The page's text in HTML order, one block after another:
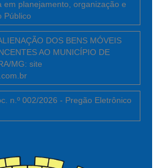
em planejamento, organização e
Público
DOS BENS MÓVEIS
AO MUNICÍPIO DE
MG: site
n.º 002/2026 - Pregão Eletrônico